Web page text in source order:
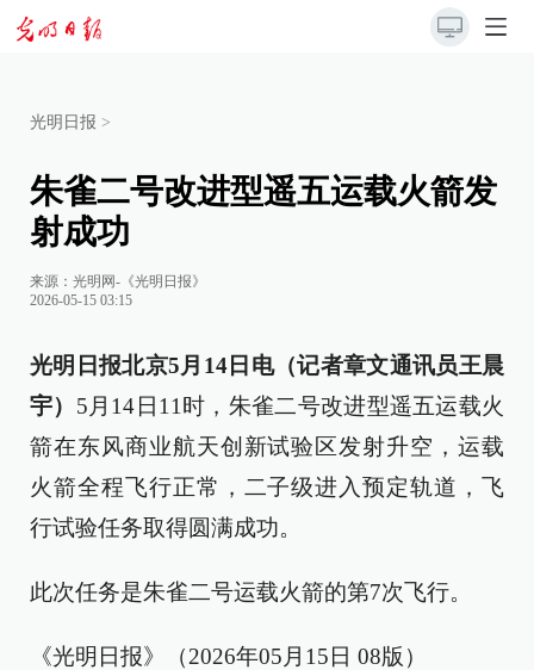
光明日报 >
朱雀二号改进型遥五运载火箭发
射成功
来源： 光明网-《光明日报》
2026-05-15 03:15
光明日报北京5月14日电（记者章文通讯员王晨
宇） 5月14日11时，朱雀二号改进型遥五运载火
箭在东风商业航天创新试验区发射升空，运载
火箭全程飞行正常，二子级进入预定轨道，飞
行试验任务取得圆满成功。
此次任务是朱雀二号运载火箭的第7次飞行。
《光明日报》（2026年05月15日 08版）